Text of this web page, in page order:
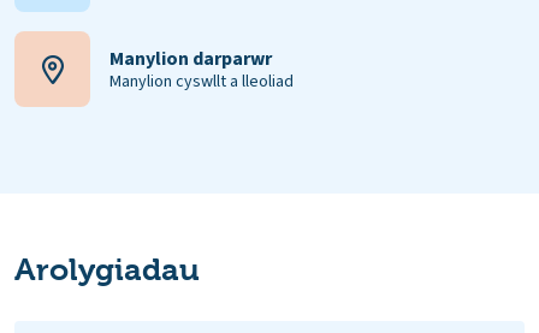
Manylion darparwr
Manylion cyswllt a lleoliad
Arolygiadau